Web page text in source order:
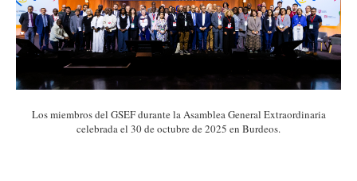
Los miembros del GSEF durante la Asamblea General Extraordinaria
celebrada el 30 de octubre de 2025 en Burdeos.